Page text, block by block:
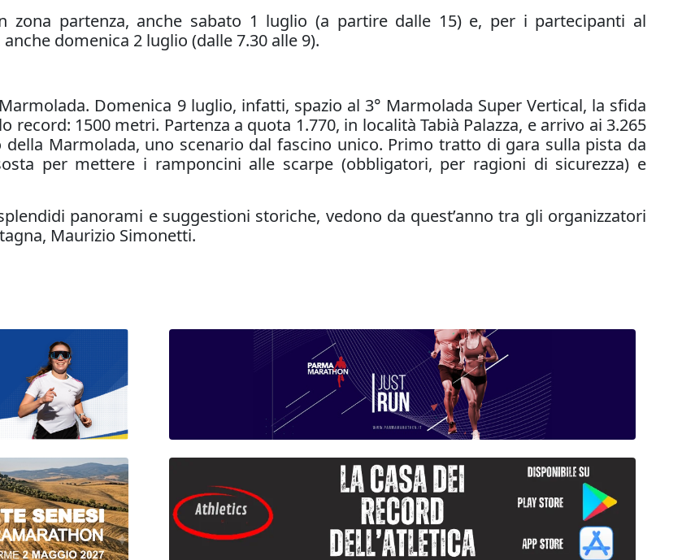
zona partenza, anche sabato 1 luglio (a partire dalle 15) e, per i partecipanti al
domenica 2 luglio (dalle 7.30 alle 9).
Domenica 9 luglio, infatti, spazio al 3° Marmolada Super Vertical, la sfida
1500 metri. Partenza a quota 1.770, in località Tabià Palazza, e arrivo ai 3.265
Marmolada, uno scenario dal fascino unico. Primo tratto di gara sulla pista da
per mettere i ramponcini alle scarpe (obbligatori, per ragioni di sicurezza) e
panorami e suggestioni storiche, vedono da quest’anno tra gli organizzatori
Maurizio Simonetti.